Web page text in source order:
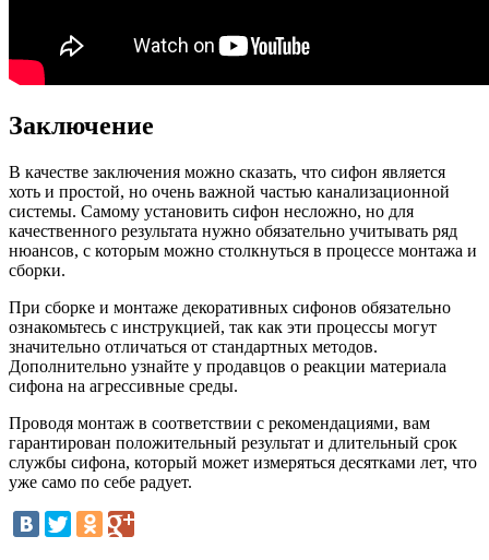
Заключение
В качестве заключения можно сказать, что сифон является
хоть и простой, но очень важной частью канализационной
системы. Самому установить сифон несложно, но для
качественного результата нужно обязательно учитывать ряд
нюансов, с которым можно столкнуться в процессе монтажа и
сборки.
При сборке и монтаже декоративных сифонов обязательно
ознакомьтесь с инструкцией, так как эти процессы могут
значительно отличаться от стандартных методов.
Дополнительно узнайте у продавцов о реакции материала
сифона на агрессивные среды.
Проводя монтаж в соответствии с рекомендациями, вам
гарантирован положительный результат и длительный срок
службы сифона, который может измеряться десятками лет, что
уже само по себе радует.